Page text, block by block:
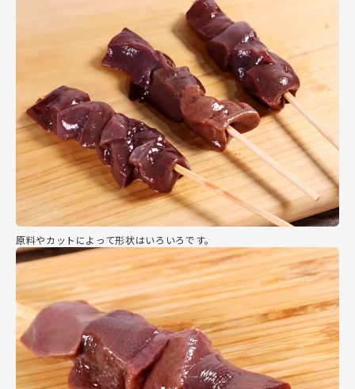
原料やカットによって形状はいろいろです。